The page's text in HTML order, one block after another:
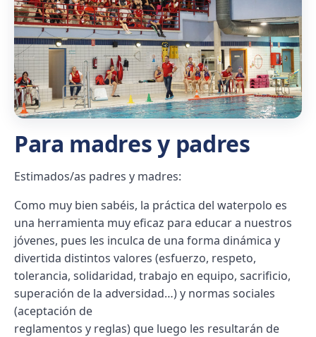
Para madres y padres
Estimados/as padres y madres:
Como muy bien sabéis, la práctica del waterpolo es
una herramienta muy eficaz para educar a nuestros
jóvenes, pues les inculca de una forma dinámica y
divertida distintos valores (esfuerzo, respeto,
tolerancia, solidaridad, trabajo en equipo, sacrificio,
superación de la adversidad…) y normas sociales
(aceptación de
reglamentos y reglas) que luego les resultarán de